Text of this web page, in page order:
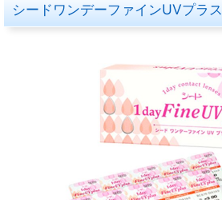
シードワンデーファインUVプラス